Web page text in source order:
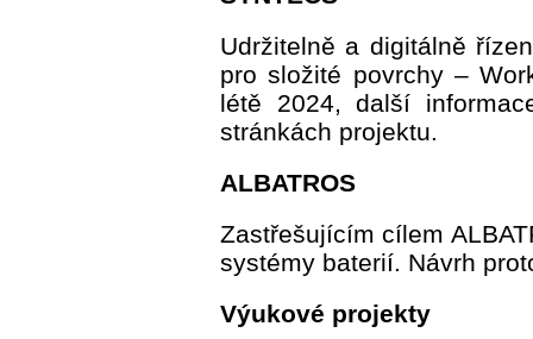
Udržitelně a digitálně
pro složité povrchy –
létě 2024, další
stránkách projektu.
ALBATROS
Zastřešujícím cílem
systémy baterií. Návrh
Výukové projekty